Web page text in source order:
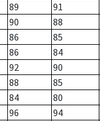
89 91
90 88
86 85
86 84
92 90
88 85
84 80
96 94